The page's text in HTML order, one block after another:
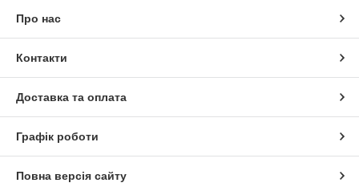
Про нас
Контакти
Доставка та оплата
Графік роботи
Повна версія сайту